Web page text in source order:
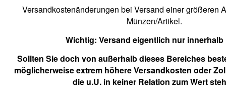
Versandkostenänderungen bei Versand einer größeren
Münzen/Artikel.
Wichtig: Versand eigentlich nur innerhalb
Sollten Sie doch von außerhalb dieses Bereiches
möglicherweise extrem höhere Versandkosten oder
die u.U. in keiner Relation zum Wert